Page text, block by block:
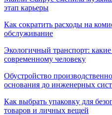
этап карьеры
Как сократить расходы на
обслуживание
Экологичный транспорт:
современному человеку
Обустройство
основания до инженерных
Как выбрать упаковку для
товаров и личных вещей